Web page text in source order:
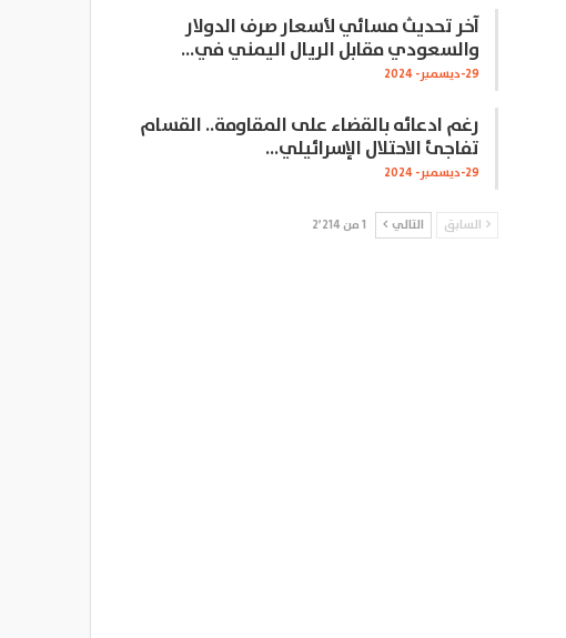
آخر تحديث مسائي لأسعار صرف الدولار
والسعودي مقابل الريال اليمني في…
29-ديسمبر- 2024
رغم ادعائه بالقضاء على المقاومة.. القسام
تفاجئ الاحتلال الإسرائيلي…
29-ديسمبر- 2024
السابق التالي 1 من 2٬214